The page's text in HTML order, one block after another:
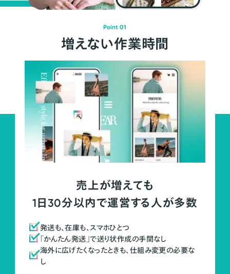
Point 01
増えない作業時間
売上が増えても
1日30分以内で運営する人が多数
発送も、在庫も、スマホひとつ
「かんたん発送」で送り状作成の手間なし
海外に広げたくなったときも、仕組み変更の必要な
し